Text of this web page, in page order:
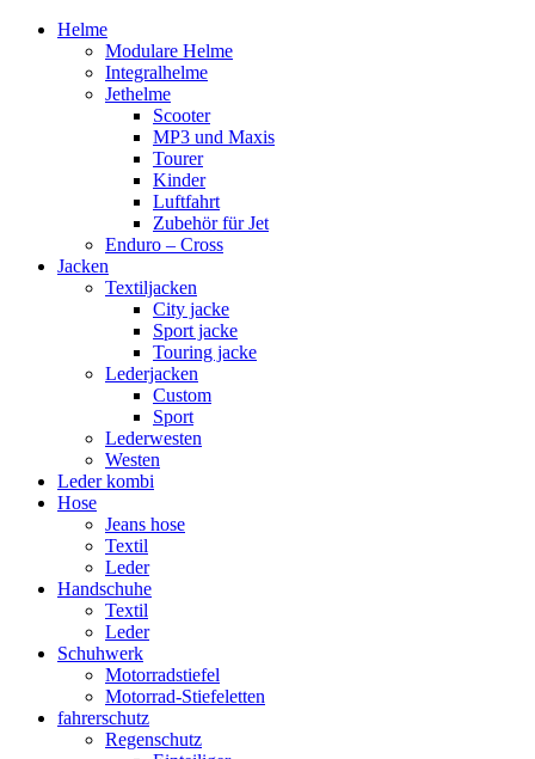
Helme
Modulare Helme
Integralhelme
Jethelme
Scooter
MP3 und Maxis
Tourer
Kinder
Luftfahrt
Zubehör für Jet
Enduro – Cross
Jacken
Textiljacken
City jacke
Sport jacke
Touring jacke
Lederjacken
Custom
Sport
Lederwesten
Westen
Leder kombi
Hose
Jeans hose
Textil
Leder
Handschuhe
Textil
Leder
Schuhwerk
Motorradstiefel
Motorrad-Stiefeletten
fahrerschutz
Regenschutz